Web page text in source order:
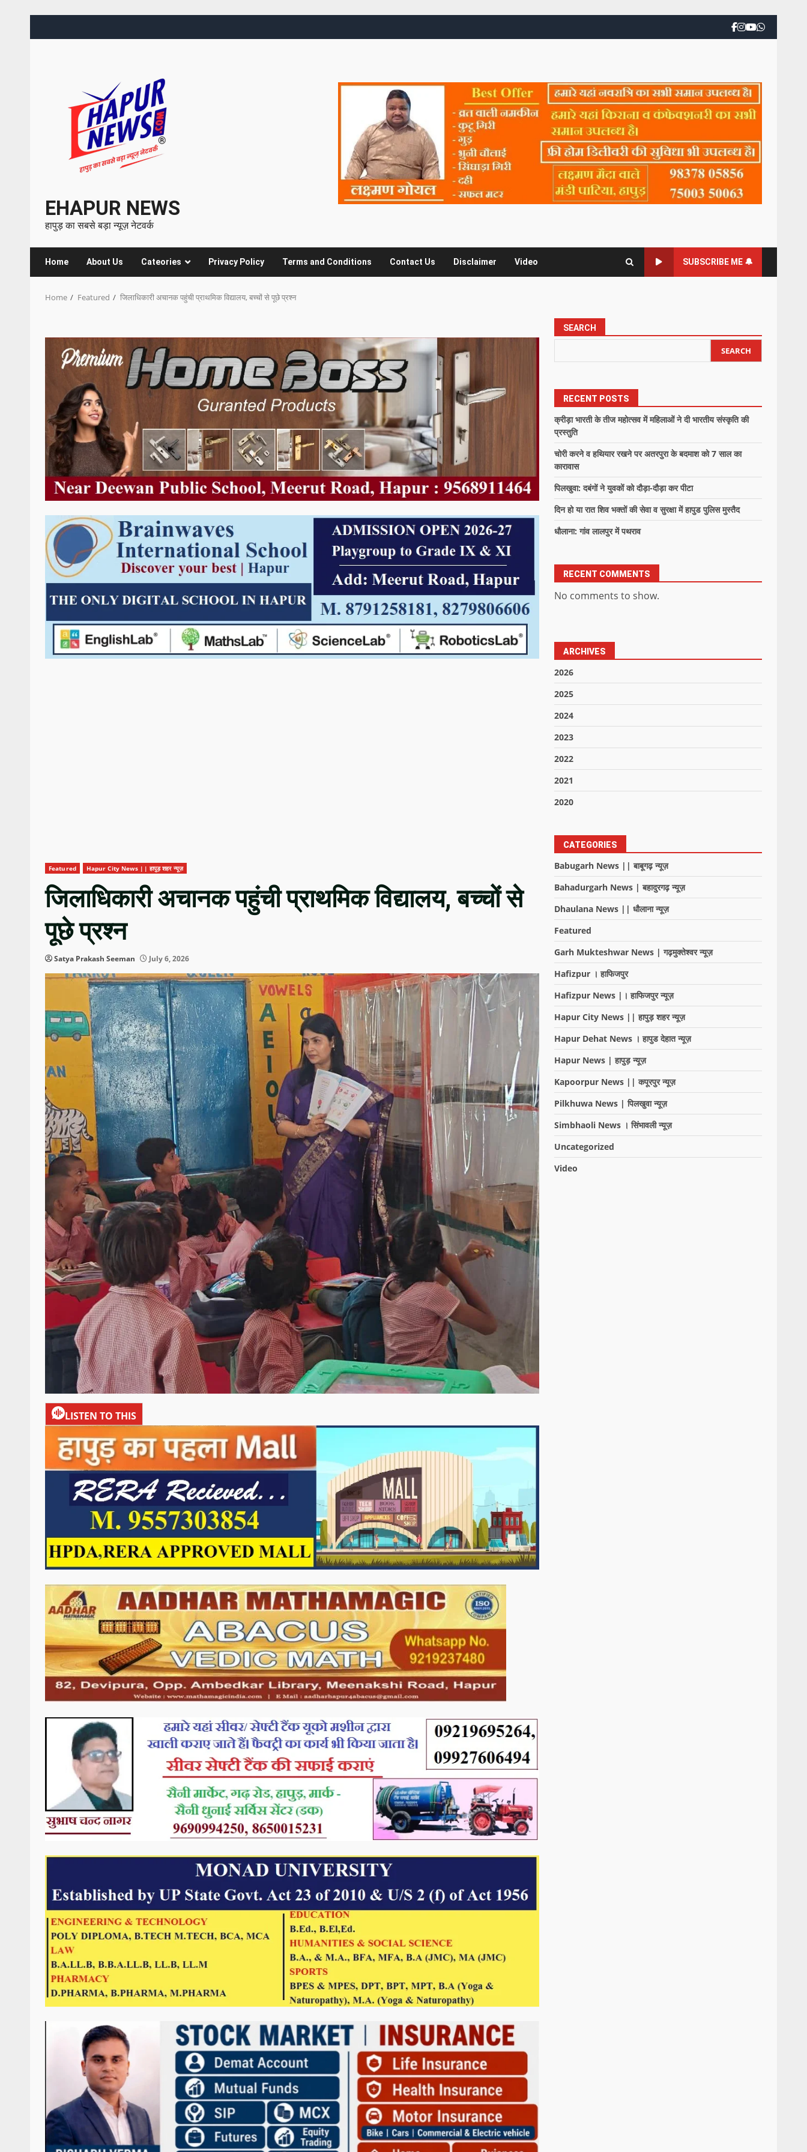
EHAPUR NEWS
हापुड़ का सबसे बड़ा न्यूज़ नेटवर्क
Home About Us Cateories Privacy Policy Terms and Conditions Contact Us Disclaimer Video SUBSCRIBE ME 🔔
Home Featured जिलाधिकारी अचानक पहुंची प्राथमिक विद्यालय, बच्चों से पूछे प्रश्न
Featured Hapur City News || हापुड़ शहर न्यूज़
जिलाधिकारी अचानक पहुंची प्राथमिक विद्यालय, बच्चों से
पूछे प्रश्न
Satya Prakash Seeman July 6, 2026
LISTEN TO THIS
SEARCH
SEARCH
RECENT POSTS
क्रीड़ा भारती के तीज महोत्सव में महिलाओं ने दी भारतीय संस्कृति की
प्रस्तुति
चोरी करने व हथियार रखने पर अतरपुरा के बदमाश को 7 साल का
कारावास
पिलखुवा: दबंगों ने युवकों को दौड़ा-दौड़ा कर पीटा
दिन हो या रात शिव भक्तों की सेवा व सुरक्षा में हापुड पुलिस मुस्तैद
धौलाना: गांव लालपुर में पथराव
RECENT COMMENTS
No comments to show.
ARCHIVES
2026
2025
2024
2023
2022
2021
2020
CATEGORIES
Babugarh News || बाबूगढ़ न्यूज़
Bahadurgarh News | बहादुरगढ़ न्यूज़
Dhaulana News || धौलाना न्यूज़
Featured
Garh Mukteshwar News | गढ़मुक्तेश्वर न्यूज़
Hafizpur । हाफिजपुर
Hafizpur News |। हाफिजपुर न्यूज़
Hapur City News || हापुड़ शहर न्यूज़
Hapur Dehat News । हापुड देहात न्यूज़
Hapur News | हापुड़ न्यूज़
Kapoorpur News || कपूरपुर न्यूज़
Pilkhuwa News | पिलखुवा न्यूज़
Simbhaoli News । सिंभावली न्यूज़
Uncategorized
Video